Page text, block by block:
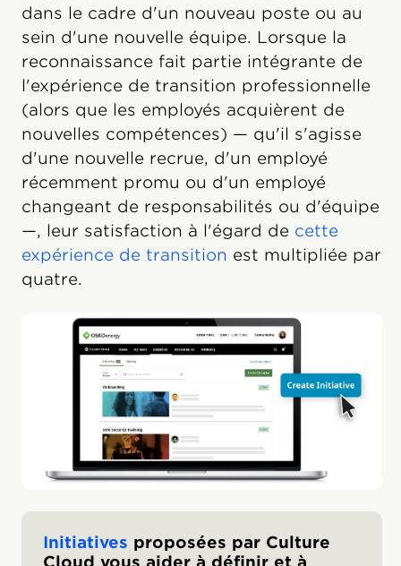
dans le cadre d'un nouveau poste ou au
sein d'une nouvelle équipe. Lorsque la
reconnaissance fait partie intégrante de
l'expérience de transition professionnelle
(alors que les employés acquièrent de
nouvelles compétences) — qu'il s'agisse
d'une nouvelle recrue, d'un employé
récemment promu ou d'un employé
changeant de responsabilités ou d'équipe
—, leur satisfaction à l'égard de cette
expérience de transition est multipliée par
quatre.
Initiatives proposées par Culture
Cloud vous aider à définir et à